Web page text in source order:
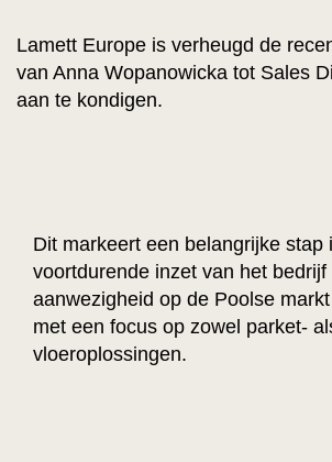
Lamett Europe is verheugd de
van Anna Wopanowicka tot Sales
aan te kondigen.
Dit markeert een belangrijke stap
voortdurende inzet van het bedrijf
aanwezigheid op de Poolse
met een focus op zowel parket-
vloeroplossingen.